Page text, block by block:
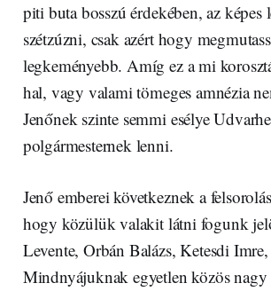
piti buta bosszú érdekében, az képes
szétzúzni, csak azért hogy
legkeményebb. Amíg ez a mi
hal, vagy valami tömeges amnézia
Jenőnek szinte semmi esélye
polgármesternek lenni.
Jenő emberei következnek a
hogy közülük valakit látni fogunk
Levente, Orbán Balázs, Ketesdi
Mindnyájuknak egyetlen közös